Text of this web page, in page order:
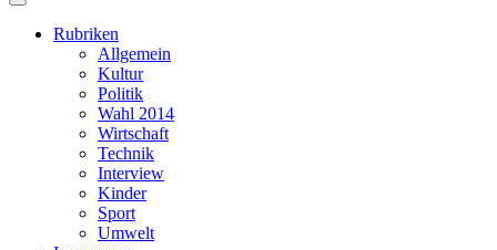
Suchfeld
ein-/ausblenden
Rubriken
Allgemein
Kultur
Politik
Wahl 2014
Wirtschaft
Technik
Interview
Kinder
Sport
Umwelt